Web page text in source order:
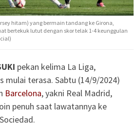
hitam) yang bermain tandang ke Girona,
bertekuk lutut dengan skor telak 1-4 keunggulan
pekan kelima La Liga,
mulai terasa. Sabtu (14/9/2024)
Barcelona, yakni Real Madrid,
penuh saat lawatannya ke